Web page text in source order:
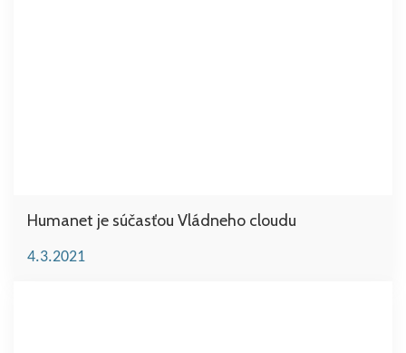
Humanet je súčasťou Vládneho cloudu
4.3.2021